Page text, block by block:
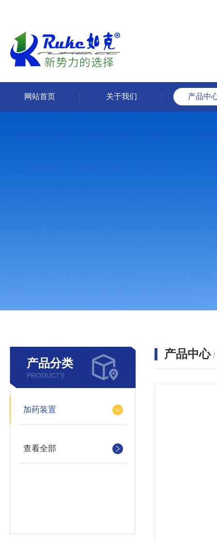
网站首页 关于我们 产品中
产品分类
PRODUCTS
加药装置
查看全部
产品中心 /